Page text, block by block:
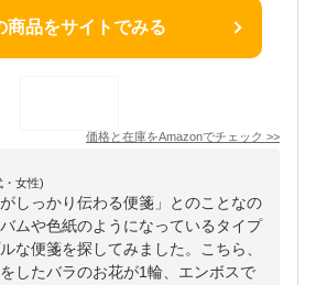
商品をサイトでみる
価格と在庫をAmazonでチェック >>
・女性)
がしっかり伝わる便箋」とのことなの
ムや色紙のようになっているタイプ
な便箋を探してみました。こちら、
したバラのお花が1輪、エンボスで